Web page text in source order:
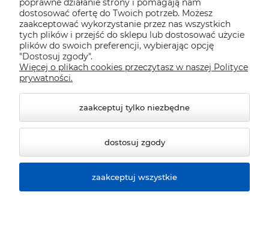
Pomoc
Informacje
© 2026 sklep.polver.eu. Wszelkie prawa zastrzeżone.
poprawne działanie strony i pomagają nam
dostosować ofertę do Twoich potrzeb. Możesz
zaakceptować wykorzystanie przez nas wszystkich
tych plików i przejść do sklepu lub dostosować użycie
plików do swoich preferencji, wybierając opcję
"Dostosuj zgody".
Więcej o plikach cookies przeczytasz w naszej Polityce
prywatności.
zaakceptuj tylko niezbędne
dostosuj zgody
zaakceptuj wszystkie